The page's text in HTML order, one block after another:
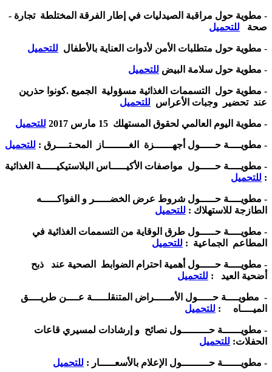
- مطوية حول مراقبة الصيدليات في إطار الفرقة المختلطة تجارة -
صحة للتحميل
- مطوية حول متطلبات الأمن لأدوات العناية بالأطفال للتحميل
- مطوية حول سلامة البيض للتحميل
- مطوية حول التسممات الغذائية مسؤولية الجميع .كونوا حذرين
عند تحضير وجبات الأعراس للتحميل
- مطوية اليوم العالمي لحقوق المستهلك 15 مارس 2017 للتحميل
- مطويــــة حـــــول أجهــــــزة الغــــــــاز المحـتــــرق : للتحميل
- مطويــــة حـــــول مواصفات الأكيـــــاس البلاستيكيـــــة الغذائية
: للتحميل
- مطويــــة حـــــول شروط عرض الخضـــــر و الفواكـــــه
الطازجة للاستهلاك : للتحميل
- مطويــــة حـــــول طرق الوقاية من التسممات الغذائية في
المطاعم الجماعية : للتحميل
- مطويــــة حـــــول أهمية احترام الضوابط الصحية عند ذبح
أضحية العيد : للتحميل
- مطويــــة حـــــول الأمـــــراض المتنقلـــــة عــــن طريــــق
الميــــاه : للتحميل
- مطويــــــة حـــــــــول نصائح و إرشادات لمسيري قاعات
الحفلات: للتحميل
- مطويــــــة حـــــــــول الإعلام بالأسعـــــار : للتحميل